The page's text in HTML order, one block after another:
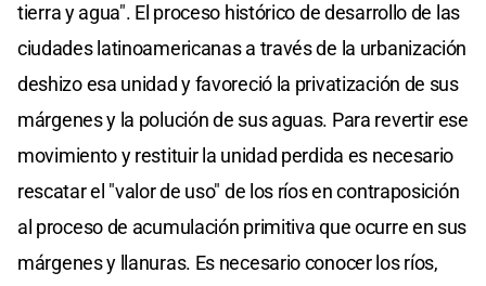
tierra y agua". El proceso histórico de desarrollo de las
ciudades latinoamericanas a través de la urbanización
deshizo esa unidad y favoreció la privatización de sus
márgenes y la polución de sus aguas. Para revertir ese
movimiento y restituir la unidad perdida es necesario
rescatar el "valor de uso" de los ríos en contraposición
al proceso de acumulación primitiva que ocurre en sus
márgenes y llanuras. Es necesario conocer los ríos,